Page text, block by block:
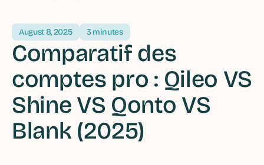
August 8, 2025 3 minutes
Comparatif des
comptes pro : Qileo VS
Shine VS Qonto VS
Blank (2025)